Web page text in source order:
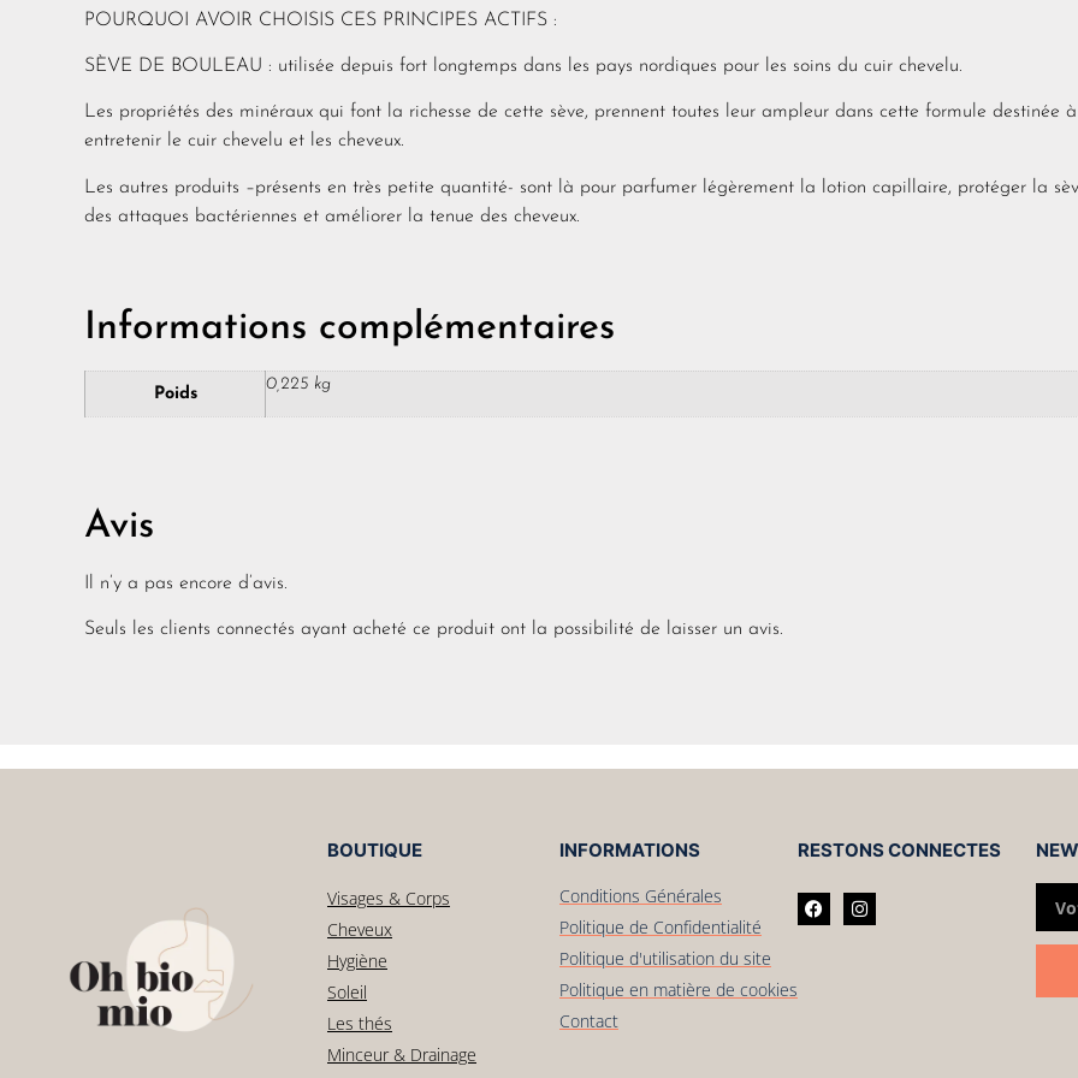
POURQUOI AVOIR CHOISIS CES PRINCIPES ACTIFS :
SÈVE DE BOULEAU : utilisée depuis fort longtemps dans les pays nordiques pour les soins du cuir chevelu.
Les propriétés des minéraux qui font la richesse de cette sève, prennent toutes leur ampleur dans cette formule destinée à
entretenir le cuir chevelu et les cheveux.
Les autres produits –présents en très petite quantité- sont là pour parfumer légèrement la lotion capillaire, protéger la
des attaques bactériennes et améliorer la tenue des cheveux.
Informations complémentaires
Poids
0,225 kg
Avis
Il n’y a pas encore d’avis.
Seuls les clients connectés ayant acheté ce produit ont la possibilité de laisser un avis.
BOUTIQUE
Visages & Corps
Cheveux
Hygiène
Soleil
Les thés
Minceur & Drainage
INFORMATIONS
Conditions Générales
Politique de Confidentialité
Politique d'utilisation du site
Politique en matière de cookies
Contact
RESTONS CONNECTES